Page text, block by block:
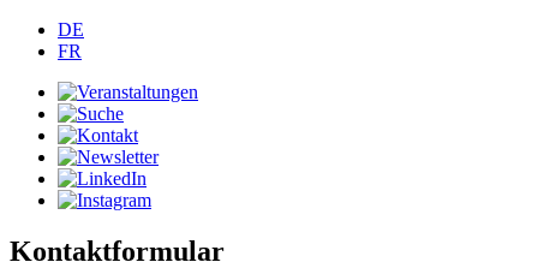
DE
FR
Kontaktformular